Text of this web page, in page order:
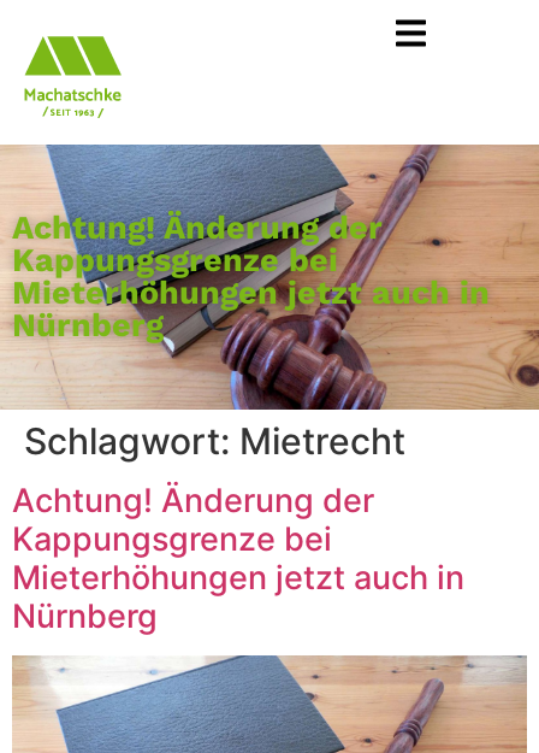
Achtung! Änderung der
Kappungsgrenze bei
Mieterhöhungen jetzt auch in
Nürnberg
Schlagwort: Mietrecht
Achtung! Änderung der
Kappungsgrenze bei
Mieterhöhungen jetzt auch in
Nürnberg